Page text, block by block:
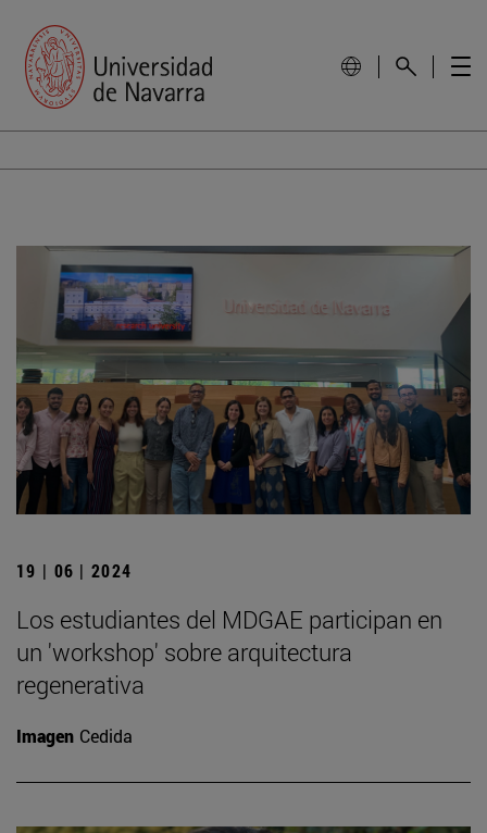
19 | 06 | 2024
Los estudiantes del MDGAE participan en
un 'workshop' sobre arquitectura
regenerativa
Imagen Cedida